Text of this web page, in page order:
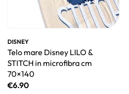
DISNEY
Telo mare Disney LILO &
STITCH in microfibra cm
70×140
€6.90